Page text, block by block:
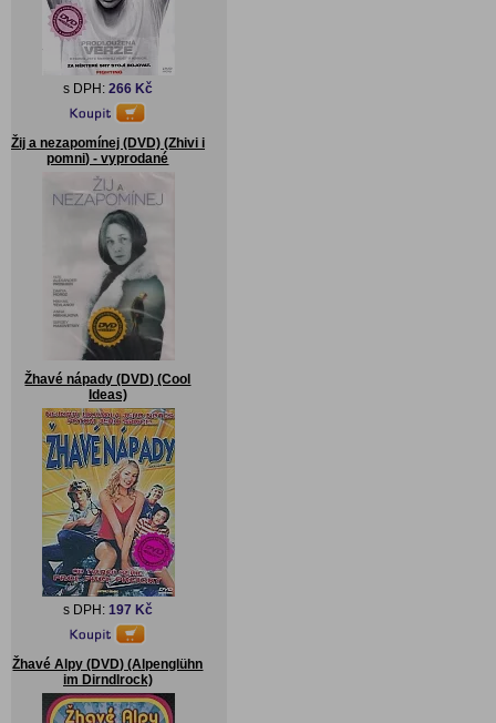
s DPH: 266 Kč
Žij a nezapomínej (DVD) (Zhivi i
pomni) - vyprodané
Žhavé nápady (DVD) (Cool
Ideas)
s DPH: 197 Kč
Žhavé Alpy (DVD) (Alpenglühn
im Dirndlrock)